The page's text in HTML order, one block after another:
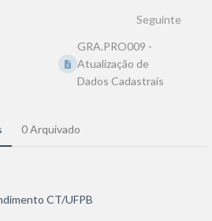
Seguinte
GRA.PRO009 -
Atualização de
Dados Cadastrais
0 Arquivado
CT/UFPB